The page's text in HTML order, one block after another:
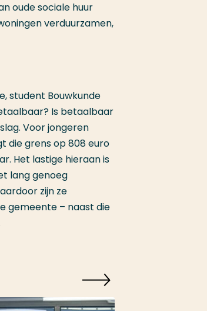
oude sociale huur
verduurzamen,
student Bouwkunde
Is betaalbaar
Voor jongeren
die grens op 808 euro
Het lastige hieraan is
lang genoeg
zijn ze
gemeente – naast die